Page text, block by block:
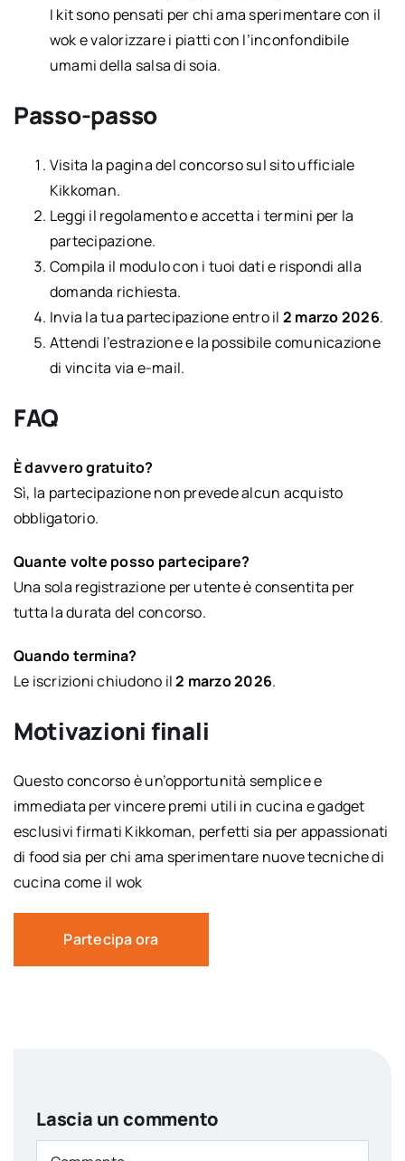
I kit sono pensati per chi ama sperimentare con il
wok e valorizzare i piatti con l’inconfondibile
umami della salsa di soia.
Passo-passo
Visita la pagina del concorso sul sito ufficiale
Kikkoman.
Leggi il regolamento e accetta i termini per la
partecipazione.
Compila il modulo con i tuoi dati e rispondi alla
domanda richiesta.
Invia la tua partecipazione entro il 2 marzo 2026.
Attendi l’estrazione e la possibile comunicazione
di vincita via e-mail.
FAQ
È davvero gratuito?
Sì, la partecipazione non prevede alcun acquisto
obbligatorio.
Quante volte posso partecipare?
Una sola registrazione per utente è consentita per
tutta la durata del concorso.
Quando termina?
Le iscrizioni chiudono il2 marzo 2026.
Motivazioni finali
Questo concorso è un’opportunità semplice e
immediata per vincere premi utili in cucina e gadget
esclusivi firmati Kikkoman, perfetti sia per appassionati
di food sia per chi ama sperimentare nuove tecniche di
cucina come il wok
Partecipa ora
Lascia un commento
Comment